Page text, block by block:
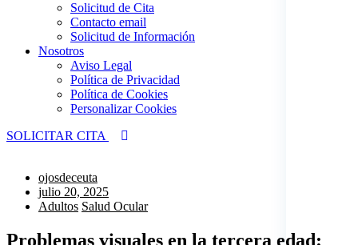
Solicitud de Cita
Contacto email
Solicitud de Información
Nosotros
Aviso Legal
Política de Privacidad
Política de Cookies
Personalizar Cookies
SOLICITAR CITA
ojosdeceuta
julio 20, 2025
Adultos Salud Ocular
Problemas visuales en la tercera edad: